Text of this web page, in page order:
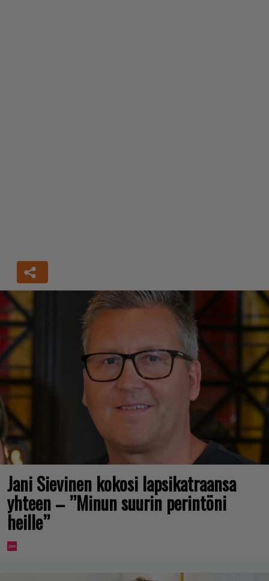
Jani Sievinen kokosi lapsikatraansa
yhteen – ”Minun suurin perintöni
heille”